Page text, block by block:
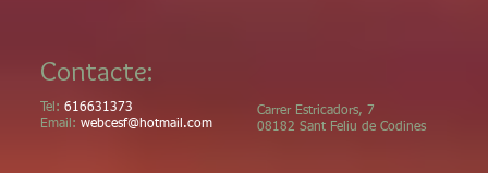
Contacte:
Tel: 616631373
Email: webcesf@hotmail.com
Carrer Estricadors, 7
08182 Sant Feliu de Codines